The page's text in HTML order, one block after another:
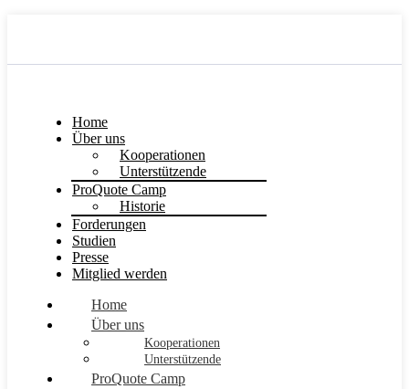
Home
Über uns
Kooperationen
Unterstützende
ProQuote Camp
Historie
Forderungen
Studien
Presse
Mitglied werden
Home
Über uns
Kooperationen
Unterstützende
ProQuote Camp